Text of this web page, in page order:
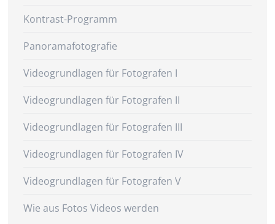
Kontrast-Programm
Panoramafotografie
Videogrundlagen für Fotografen I
Videogrundlagen für Fotografen II
Videogrundlagen für Fotografen III
Videogrundlagen für Fotografen IV
Videogrundlagen für Fotografen V
Wie aus Fotos Videos werden